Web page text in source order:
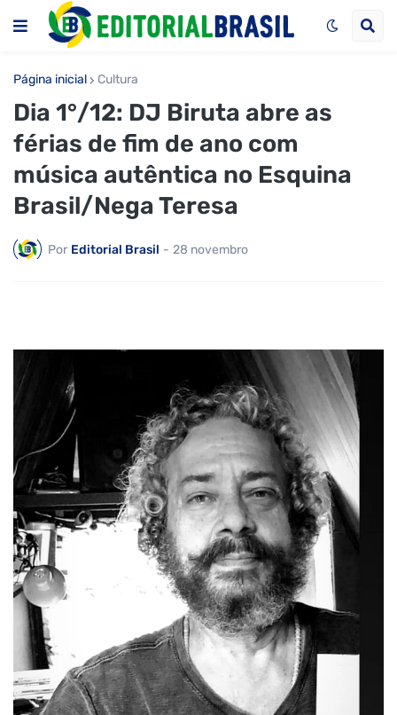
Página inicial Cultura
Dia 1°/12: DJ Biruta abre as
férias de fim de ano com
música autêntica no Esquina
Brasil/Nega Teresa
Por Editorial Brasil - 28 novembro